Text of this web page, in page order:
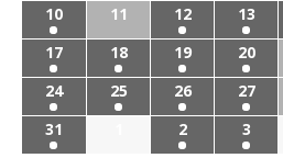
10
11 12 13
17
18 19 20
24
25 26 27
31
2 3